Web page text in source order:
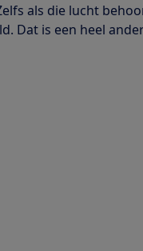
als die lucht
Dat is een heel